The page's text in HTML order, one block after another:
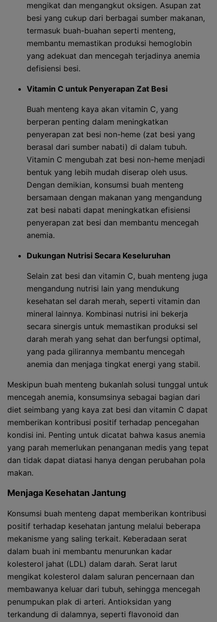
mengikat dan mengangkut oksigen. Asupan zat
besi yang cukup dari berbagai sumber makanan,
termasuk buah-buahan seperti menteng,
membantu memastikan produksi hemoglobin
yang adekuat dan mencegah terjadinya anemia
defisiensi besi.
Vitamin C untuk Penyerapan Zat Besi
Buah menteng kaya akan vitamin C, yang
berperan penting dalam meningkatkan
penyerapan zat besi non-heme (zat besi yang
berasal dari sumber nabati) di dalam tubuh.
Vitamin C mengubah zat besi non-heme menjadi
bentuk yang lebih mudah diserap oleh usus.
Dengan demikian, konsumsi buah menteng
bersamaan dengan makanan yang mengandung
zat besi nabati dapat meningkatkan efisiensi
penyerapan zat besi dan membantu mencegah
anemia.
Dukungan Nutrisi Secara Keseluruhan
Selain zat besi dan vitamin C, buah menteng juga
mengandung nutrisi lain yang mendukung
kesehatan sel darah merah, seperti vitamin dan
mineral lainnya. Kombinasi nutrisi ini bekerja
secara sinergis untuk memastikan produksi sel
darah merah yang sehat dan berfungsi optimal,
yang pada gilirannya membantu mencegah
anemia dan menjaga tingkat energi yang stabil.
Meskipun buah menteng bukanlah solusi tunggal untuk
mencegah anemia, konsumsinya sebagai bagian dari
diet seimbang yang kaya zat besi dan vitamin C dapat
memberikan kontribusi positif terhadap pencegahan
kondisi ini. Penting untuk dicatat bahwa kasus anemia
yang parah memerlukan penanganan medis yang tepat
dan tidak dapat diatasi hanya dengan perubahan pola
makan.
Menjaga Kesehatan Jantung
Konsumsi buah menteng dapat memberikan kontribusi
positif terhadap kesehatan jantung melalui beberapa
mekanisme yang saling terkait. Keberadaan serat
dalam buah ini membantu menurunkan kadar
kolesterol jahat (LDL) dalam darah. Serat larut
mengikat kolesterol dalam saluran pencernaan dan
membawanya keluar dari tubuh, sehingga mencegah
penumpukan plak di arteri. Antioksidan yang
terkandung di dalamnya, seperti flavonoid dan